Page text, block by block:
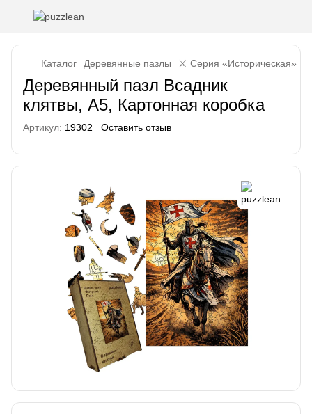
Каталог Деревянные пазлы ⚔️ Серия «Историческая»
Деревянный пазл Всадник
клятвы, А5, Картонная коробка
Артикул: 19302 Оставить отзыв